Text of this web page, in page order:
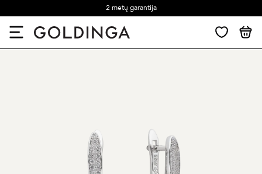
2 metų garantija